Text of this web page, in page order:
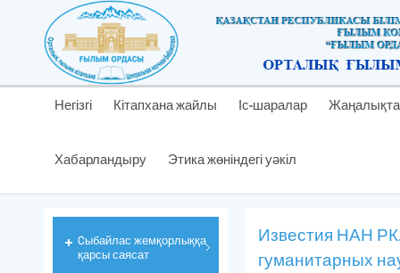
Негізгі Кітапхана жайлы Іс-шаралар
Хабарландыру Этика жөніндегі уәкіл
Известия НАН
гуманитарных
Cыбайлас жемқорлыққа
қарсы саясат